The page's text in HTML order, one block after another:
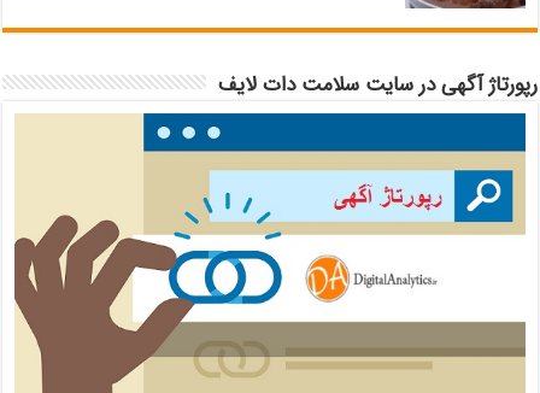
رپورتاژ آگهی در سایت سلامت دات لایف